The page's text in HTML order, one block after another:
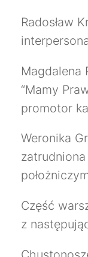
Radosław
Magdalena
“Mamy
promotor
Weronika
Część
z